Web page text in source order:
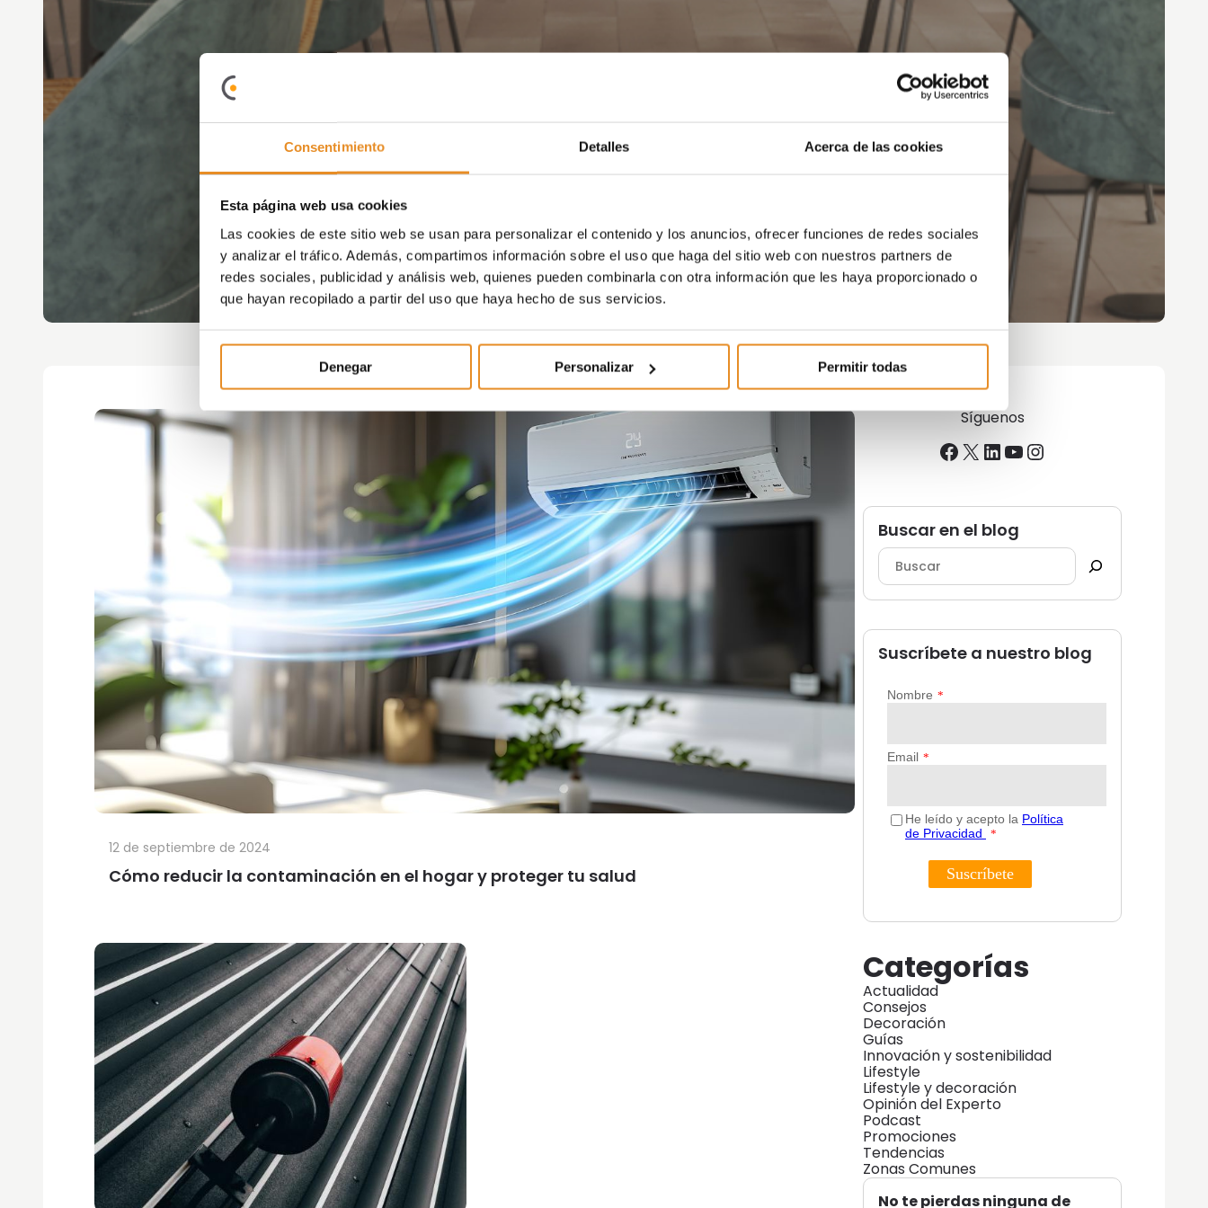
Consentimiento Detalles Acerca de las cookies
Esta página web usa cookies
Las cookies de este sitio web se usan para personalizar el contenido y los anuncios, ofrecer funciones de redes sociales
y analizar el tráfico. Además, compartimos información sobre el uso que haga del sitio web con nuestros partners de
redes sociales, publicidad y análisis web, quienes pueden combinarla con otra información que les haya proporcionado o
que hayan recopilado a partir del uso que haya hecho de sus servicios.
Denegar Personalizar Permitir todas
Cómo reducir la contaminación en el hogar y proteger tu salud
12 de septiembre de 2024
Síguenos
Facebook
X LinkedIn
YouTube
Instagram
Buscar en el blog
Suscríbete a nuestro blog
Categorías
Actualidad
Consejos
Decoración
Guías
Innovación y sostenibilidad
Lifestyle
Lifestyle y decoración
Opinión del Experto
Podcast
Promociones
Tendencias
Zonas Comunes
No te pierdas ninguna de